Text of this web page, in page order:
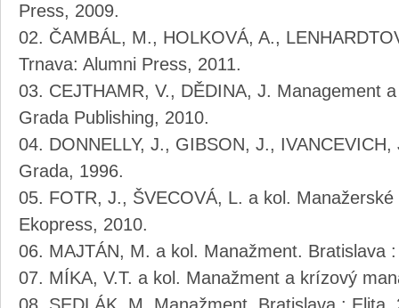
Press, 2009.
ČAMBÁL, M., HOLKOVÁ, A.,
Trnava: Alumni Press, 2011.
CEJTHAMR, V., DĚDINA, J. Management
Grada Publishing, 2010.
DONNELLY, J., GIBSON, J.,
Grada, 1996.
FOTR, J., ŠVECOVÁ, L. a kol.
Ekopress, 2010.
MAJTÁN, M. a kol. Manažment. Bratislava
MÍKA, V.T. a kol. Manažment a krízový